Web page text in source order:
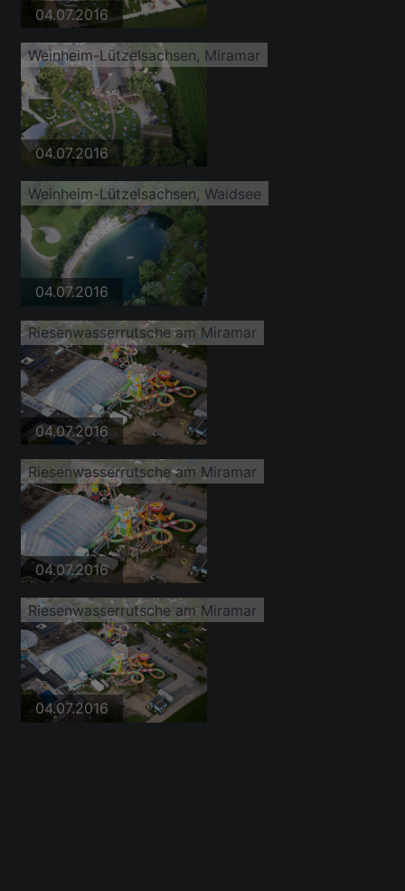
04.07.2016
Weinheim-Lützelsachsen, Miramar
04.07.2016
Weinheim-Lützelsachsen, Waidsee
04.07.2016
Riesenwasserrutsche am Miramar
04.07.2016
Riesenwasserrutsche am Miramar
04.07.2016
Riesenwasserrutsche am Miramar
04.07.2016